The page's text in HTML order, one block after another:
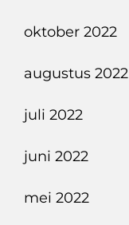
oktober 2022
augustus 2022
juli 2022
juni 2022
mei 2022